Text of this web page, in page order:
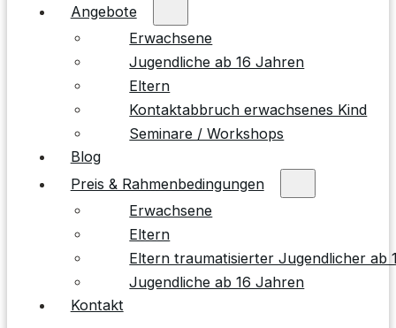
Angebote
Erwachsene
Jugendliche ab 16 Jahren
Eltern
Kontaktabbruch erwachsenes Kind
Seminare / Workshops
Blog
Preis & Rahmenbedingungen
Erwachsene
Eltern
Eltern traumatisierter Jugendlicher ab
Jugendliche ab 16 Jahren
Kontakt